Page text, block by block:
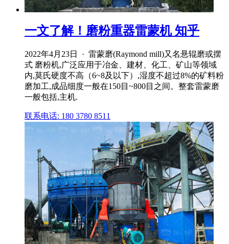
一文了解！磨粉重器雷蒙机 知乎
2022年4月23日 · 雷蒙磨(Raymond mill)又名悬辊磨或摆
式 磨粉机,广泛应用于冶金、建材、化工、矿山等领域
内,莫氏硬度不高（6~8及以下）,湿度不超过8%的矿料粉
磨加工,成品细度一般在150目~800目之间。整套雷蒙磨
一般包括,主机.
联系电话: 180 3780 8511